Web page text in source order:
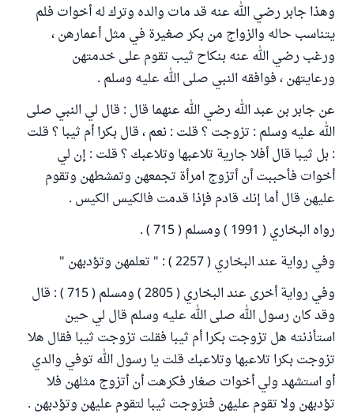
وهذا جابر رضي الله عنه قد مات والده وترك له أخوات فلم
يتناسب حاله والزواج من بكر صغيرة في مثل أعمارهن ،
ورغب رضي الله عنه بنكاح ثيب تقوم على خدمتهن
ورعايتهن ، فوافقه النبي صلى الله عليه وسلم .
عن جابر بن عبد الله رضي الله عنهما قال : قال لي النبي صلى
الله عليه وسلم : تزوجت ؟ قلت : نعم ، قال بكرا أم ثيبا ؟ قلت
: بل ثيبا قال أفلا جارية تلاعبها وتلاعبك ؟ قلت : إن لي
أخوات فأحببت أن أتزوج امرأة تجمعهن وتمشطهن وتقوم
عليهن قال أما إنك قادم فإذا قدمت فالكيس الكيس .
رواه البخاري ( 1991 ) ومسلم ( 715 ) .
وفي رواية عند البخاري ( 2257 ) : " تعلمهن وتؤدبهن "
وفي رواية أخرى عند البخاري ( 2805 ) ومسلم ( 715 ) : قال
وقد كان رسول الله صلى الله عليه وسلم قال لي حين
استأذنته هل تزوجت بكرا أم ثيبا فقلت تزوجت ثيبا فقال هلا
تزوجت بكرا تلاعبها وتلاعبك قلت يا رسول الله توفي والدي
أو استشهد ولي أخوات صغار فكرهت أن أتزوج مثلهن فلا
تؤدبهن ولا تقوم عليهن فتزوجت ثيبا لتقوم عليهن وتؤدبهن .